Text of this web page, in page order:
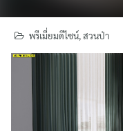
พรีเมี่ยมดีไซน์,สวนป่า